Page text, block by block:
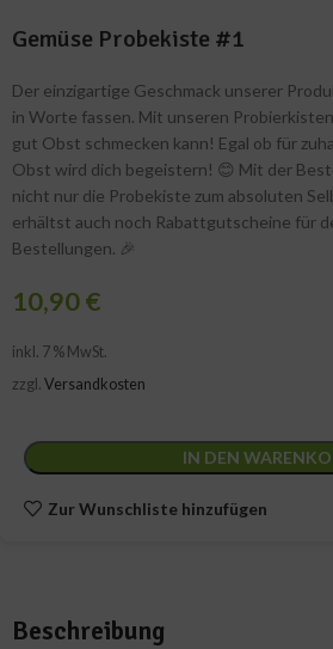
Gemüse Probekiste #1
Der einzigartige Geschmack unserer
in Worte fassen. Mit unseren
gut Obst schmecken kann! Egal ob für
Obst wird dich begeistern! 😊 Mit der
nicht nur die Probekiste zum absoluten
erhältst auch noch Rabattgutscheine für
Bestellungen. 🎉
10,90€
inkl. 7 % MwSt.
zzgl. Versandkosten
IN DEN
Zur Wunschliste hinzufügen
Beschreibung